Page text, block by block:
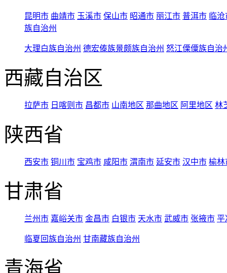
昆明市 曲靖市 玉溪市 保山市 昭通市 丽江市 普洱市 临
族自治州
大理白族自治州 德宏傣族景颇族自治州 怒江傈僳族自治
西藏自治区
拉萨市 日喀则市 昌都市 山南地区 那曲地区 阿里地区 林
陕西省
西安市 铜川市 宝鸡市 咸阳市 渭南市 延安市 汉中市 榆林
甘肃省
兰州市 嘉峪关市 金昌市 白银市 天水市 武威市 张掖市 平
临夏回族自治州 甘南藏族自治州
青海省